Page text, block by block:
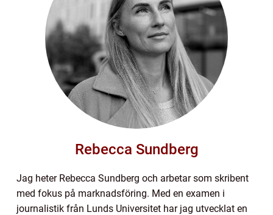
Rebecca Sundberg
Jag heter Rebecca Sundberg och arbetar som skribent
med fokus på marknadsföring. Med en examen i
journalistik från Lunds Universitet har jag utvecklat en